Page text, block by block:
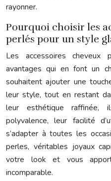
rayonner.
Pourquoi choisir les
perlés pour un style
Les accessoires cheveux
avantages qui en font un
souhaitent ajouter une
leur style, tout en restant
leur esthétique raffinée,
polyvalence, leur facilité
s’adapter à toutes les
perles, véritables joyaux
votre look et vous
incomparable.